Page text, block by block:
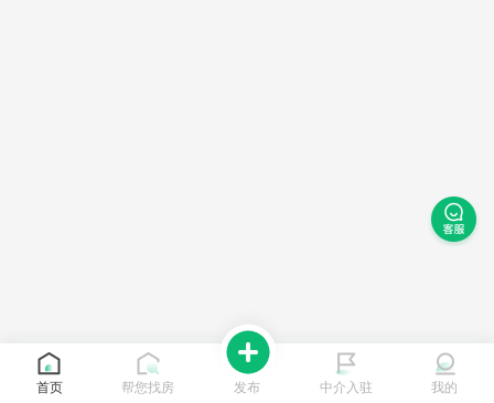
首页 帮您找房 发布 中介入驻 我的